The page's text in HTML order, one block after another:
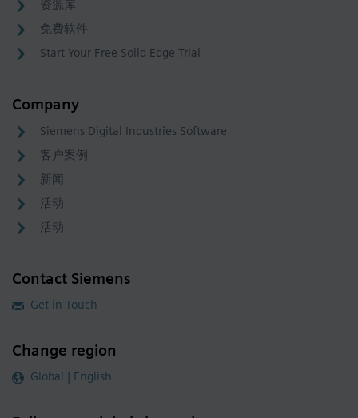
资源库
免费软件
Start Your Free Solid Edge Trial
Company
Siemens Digital Industries Software
客户案例
新闻
活动
活动
Contact Siemens
Get in Touch
Change region
Global | English